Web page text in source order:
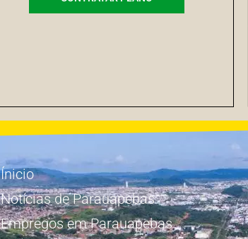
Ínicio
Notícias de Parauapebas
Empregos em Parauapebas